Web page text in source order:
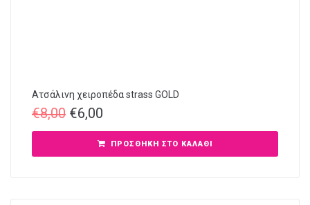
Ατσάλινη χειροπέδα strass GOLD
€8,00 €6,00
ΠΡΟΣΘΉΚΗ ΣΤΟ ΚΑΛΆΘΙ